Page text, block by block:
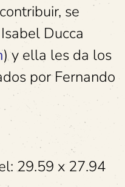
se
Ducca
) y ella les da los
por Fernando
29.59 x 27.94